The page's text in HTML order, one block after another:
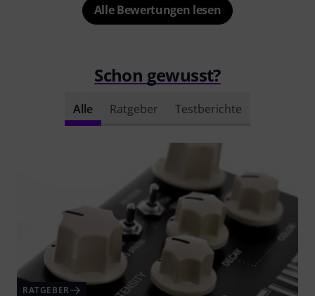
Alle Bewertungen lesen
Schon gewusst?
Alle Ratgeber Testberichte
RATGEBER